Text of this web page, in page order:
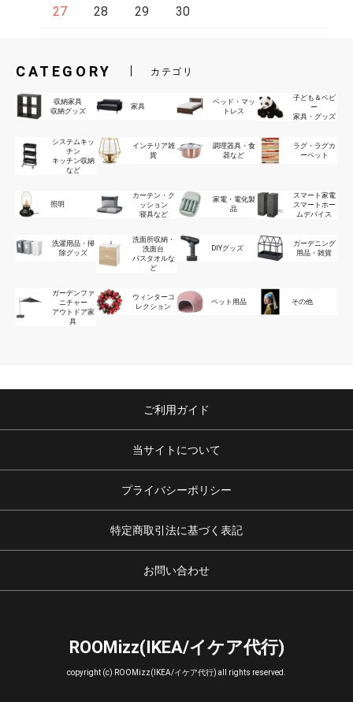
27 28 29 30
CATEGORY カテゴリ
収納家具
収納グッズ
家具
ベッド・マッ
トレス
子ども＆ベビ
ー
家具・グッズ
システムキッ
チン
キッチン収納
など
インテリア雑
貨
調理器具・食
器など
ラグ・ラグカ
ーペット
照明
カーテン・ク
ッション
寝具など
家電・電化製
品
スマート家電
スマートホー
ムデバイス
洗濯用品・掃
除グッズ
洗面所収納・
洗面台
バスタオルな
ど
DIYグッズ
ガーデニング
用品・雑貨
ガーデンファ
ニチャー
アウトドア家
具
ウィンターコ
レクション
ペット用品 その他
ご利用ガイド
当サイトについて
プライバシーポリシー
特定商取引法に基づく表記
お問い合わせ
ROOMizz(IKEA/イケア代行)
copyright (c) ROOMizz(IKEA/イケア代行) all rights reserved.